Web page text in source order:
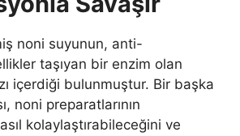
noni suyunun, anti-
taşıyan bir enzim olan
içerdiği bulunmuştur. Bir başka
noni preparatlarının
kolaylaştırabileceğini ve